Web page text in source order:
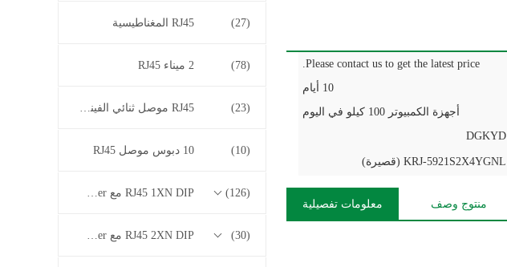
RJ45 المغناطيسية (27)
2 ميناء RJ45 (78)
RJ45 موصل ثنائي الفينيل متعدد الكلور (23)
10 دبوس موصل RJ45 (10)
RJ45 1XN DIP مع 10/100/1000M Base-T Series Transformer (126)
RJ45 2XN DIP مع 10/100/1000M Base-T Series Transformer (30)
Please contact us to get the latest price.
10 أيام
أجهزة الكمبيوتر 100 كيلو في اليوم
DGKYD
KRJ-5921S2X4YGNL (قصيرة)
معلومات تفصيلية منتوج وصف